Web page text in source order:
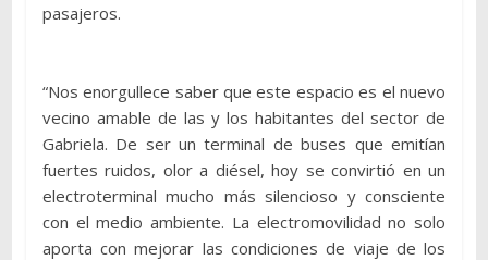
pasajeros.
“Nos enorgullece saber que este espacio es el nuevo
vecino amable de las y los habitantes del sector de
Gabriela. De ser un terminal de buses que emitían
fuertes ruidos, olor a diésel, hoy se convirtió en un
electroterminal mucho más silencioso y consciente
con el medio ambiente. La electromovilidad no solo
aporta con mejorar las condiciones de viaje de los